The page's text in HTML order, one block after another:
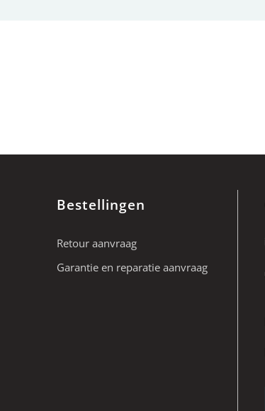
Bestellingen
Retour aanvraag
Garantie en reparatie aanvraag